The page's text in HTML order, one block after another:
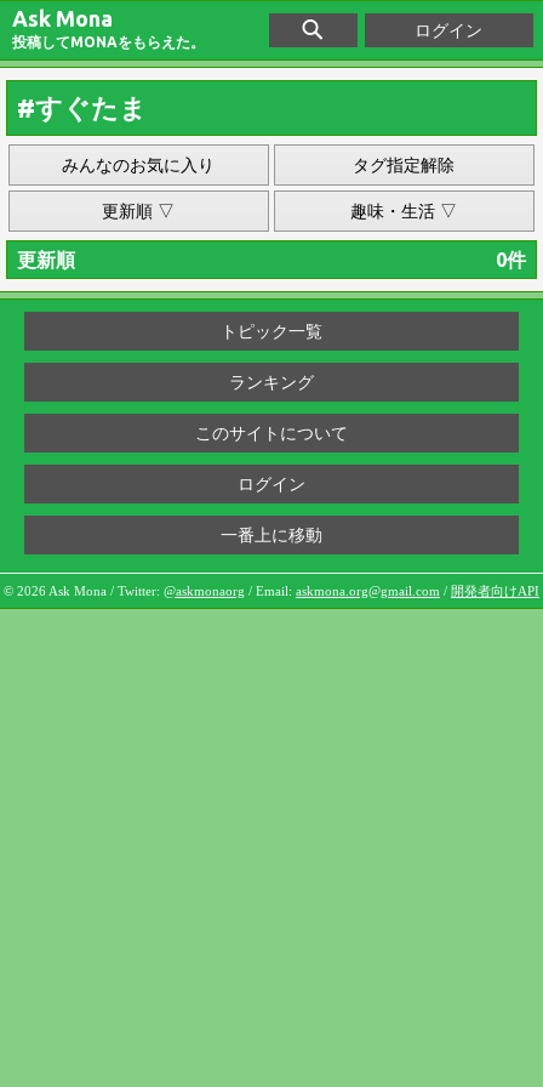
Ask Mona
投稿してMONAをもらえた。
ログイン
#すぐたま
みんなのお気に入り タグ指定解除
更新順 ▽ 趣味・生活 ▽
更新順 0件
トピック一覧
ランキング
このサイトについて
ログイン
一番上に移動
© 2026 Ask Mona / Twitter: @askmonaorg / Email: askmona.org@gmail.com / 開発者向けAPI